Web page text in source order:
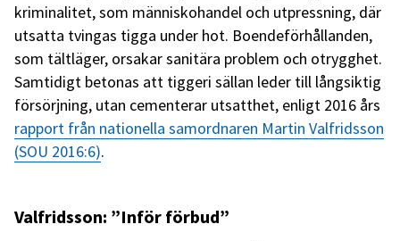
kriminalitet, som människohandel och utpressning, där
utsatta tvingas tigga under hot. Boendeförhållanden,
som tältläger, orsakar sanitära problem och otrygghet.
Samtidigt betonas att tiggeri sällan leder till långsiktig
försörjning, utan cementerar utsatthet, enligt 2016 års
rapport från nationella samordnaren Martin Valfridsson
(SOU 2016:6).
Valfridsson: ”Inför förbud”